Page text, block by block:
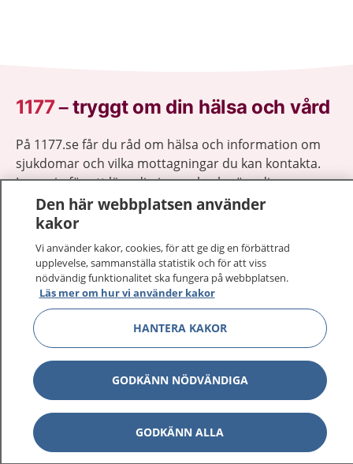
1177–tryggt om din hälsa och vård
På 1177.se får du råd om hälsa och information om
sjukdomar och vilka mottagningar du kan kontakta.
Logga in för att läsa din journal och göra dina
vårdärenden. Ring telefonnummer 1177 för
sjukvårdsrådgivning dygnet runt.
1177 på flera språk Visa
Om 1177 Visa
Kontakt Visa
Den här webbplatsen använder
kakor
Vi använder kakor, cookies, för att ge dig en förbättrad
upplevelse, sammanställa statistik och för att viss
nödvändig funktionalitet ska fungera på webbplatsen.
Läs mer om hur vi använder kakor
HANTERA KAKOR
GODKÄNN NÖDVÄNDIGA
GODKÄNN ALLA